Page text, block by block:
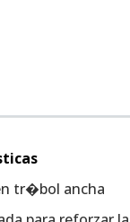
tr�bol ancha